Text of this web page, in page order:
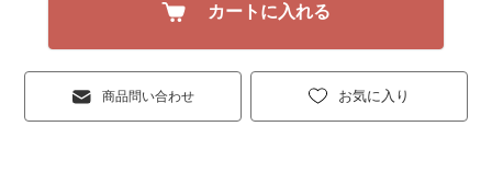
お気に入り
カートに入れる
商品問い合わせ